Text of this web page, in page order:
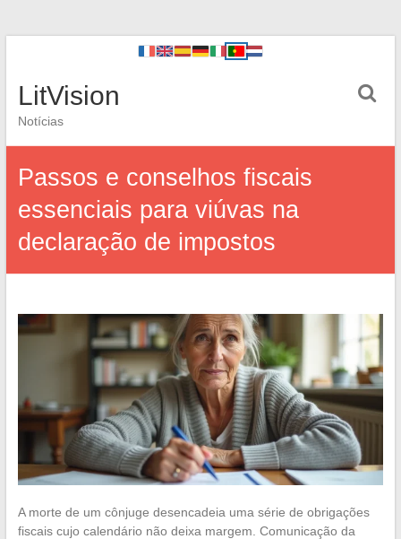
LitVision
Notícias
Passos e conselhos fiscais
essenciais para viúvas na
declaração de impostos
A morte de um cônjuge desencadeia uma série de obrigações
fiscais cujo calendário não deixa margem. Comunicação da